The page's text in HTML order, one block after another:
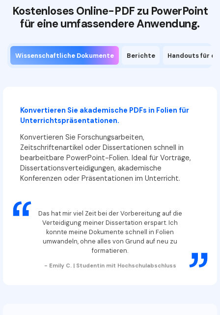
Kostenloses Online-PDF zu PowerPoint
für eine umfassendere Anwendung.
Wissenschaftliche Dokumente Berichte Handouts für
Konvertieren Sie akademische PDFs in Folien für
Unterrichtspräsentationen.
Konvertieren Sie Forschungsarbeiten,
Zeitschriftenartikel oder Dissertationen schnell in
bearbeitbare PowerPoint-Folien. Ideal für Vorträge,
Dissertationsverteidigungen, akademische
Konferenzen oder Präsentationen im Unterricht.
Das hat mir viel Zeit bei der Vorbereitung auf die
Verteidigung meiner Dissertation erspart. Ich
konnte meine Dokumente schnell in Folien
umwandeln, ohne alles von Grund auf neu zu
formatieren.
- Emily C. | Studentin mit Hochschulabschluss